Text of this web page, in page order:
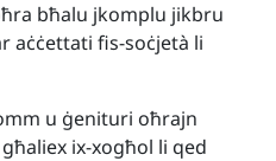
bħalu jkomplu jikbru
aċċettati fis-soċjetà li
u ġenituri oħrajn
ix-xogħol li qed